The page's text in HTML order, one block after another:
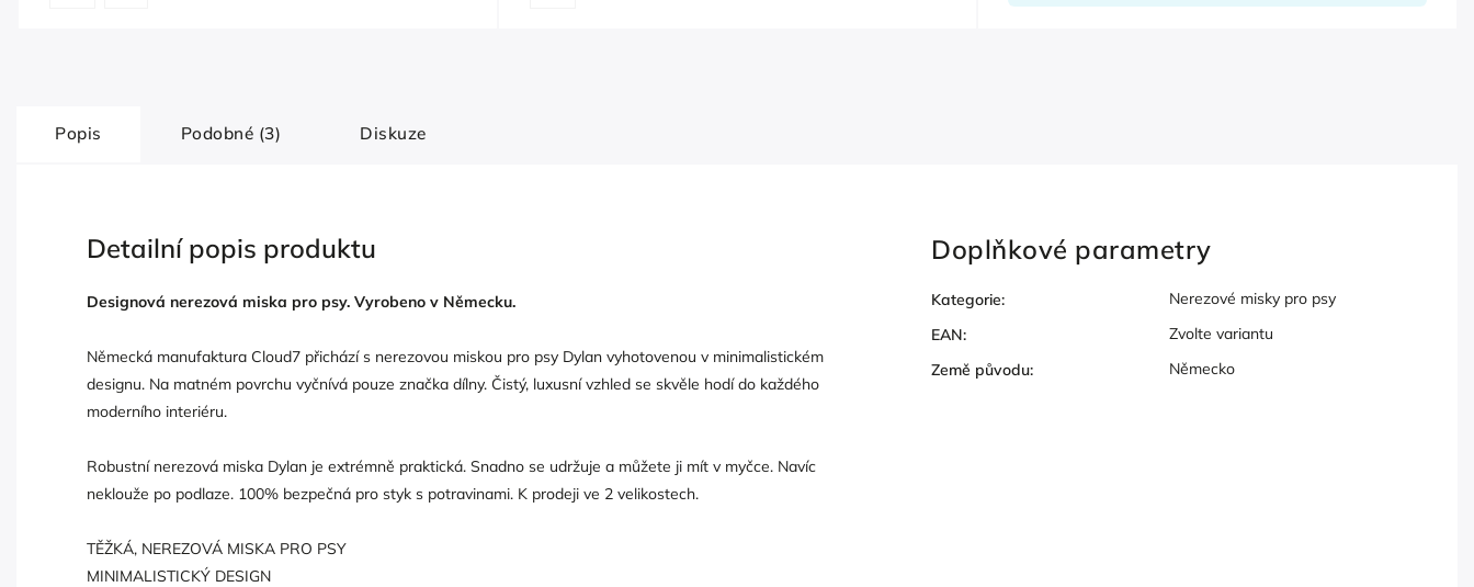
Popis Podobné (3) Diskuze
Detailní popis produktu
Designová nerezová miska pro psy. Vyrobeno v Německu.
Německá manufaktura Cloud7 přichází s nerezovou miskou pro psy Dylan vyhotovenou v minimalistickém
designu. Na matném povrchu vyčnívá pouze značka dílny. Čistý, luxusní vzhled se skvěle hodí do každého
moderního interiéru.
Robustní nerezová miska Dylan je extrémně praktická. Snadno se udržuje a můžete ji mít v myčce. Navíc
neklouže po podlaze. 100% bezpečná pro styk s potravinami. K prodeji ve 2 velikostech.
TĚŽKÁ, NEREZOVÁ MISKA PRO PSY
MINIMALISTICKÝ DESIGN
Doplňkové parametry
Kategorie:
Nerezové misky pro psy
EAN:
Zvolte variantu
Země původu: Německo